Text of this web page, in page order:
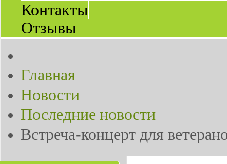
Контакты
Отзывы
Главная
Новости
Последние новости
Встреча-концерт для